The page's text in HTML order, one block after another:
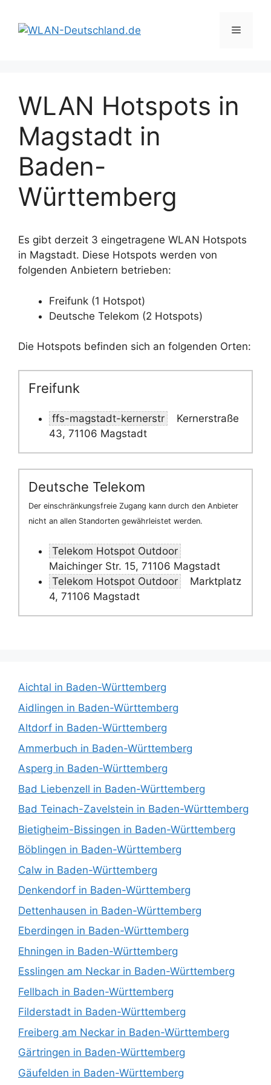
Inhalt
springen
Menü
WLAN Hotspots in
Magstadt in
Baden-
Württemberg
Es gibt derzeit 3 eingetragene WLAN Hotspots
in Magstadt. Diese Hotspots werden von
folgenden Anbietern betrieben:
Freifunk (1 Hotspot)
Deutsche Telekom (2 Hotspots)
Die Hotspots befinden sich an folgenden Orten:
Freifunk
ffs-magstadt-kernerstr
Kernerstraße
43, 71106 Magstadt
Deutsche Telekom
Der einschränkungsfreie Zugang kann durch den Anbieter
nicht an allen Standorten gewährleistet werden.
Telekom Hotspot Outdoor
Maichinger Str. 15, 71106 Magstadt
Telekom Hotspot Outdoor
Marktplatz
4, 71106 Magstadt
Aichtal in Baden-Württemberg
Aidlingen in Baden-Württemberg
Altdorf in Baden-Württemberg
Ammerbuch in Baden-Württemberg
Asperg in Baden-Württemberg
Bad Liebenzell in Baden-Württemberg
Bad Teinach-Zavelstein in Baden-Württemberg
Bietigheim-Bissingen in Baden-Württemberg
Böblingen in Baden-Württemberg
Calw in Baden-Württemberg
Denkendorf in Baden-Württemberg
Dettenhausen in Baden-Württemberg
Eberdingen in Baden-Württemberg
Ehningen in Baden-Württemberg
Esslingen am Neckar in Baden-Württemberg
Fellbach in Baden-Württemberg
Filderstadt in Baden-Württemberg
Freiberg am Neckar in Baden-Württemberg
Gärtringen in Baden-Württemberg
Gäufelden in Baden-Württemberg